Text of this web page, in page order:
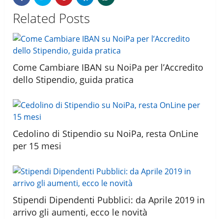
Related Posts
Come Cambiare IBAN su NoiPa per l’Accredito
dello Stipendio, guida pratica
Cedolino di Stipendio su NoiPa, resta OnLine
per 15 mesi
Stipendi Dipendenti Pubblici: da Aprile 2019 in
arrivo gli aumenti, ecco le novità